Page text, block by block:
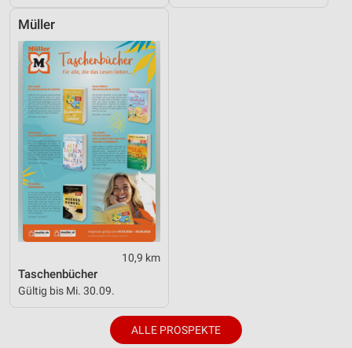
Müller
10,9 km
Taschenbücher
Gültig bis Mi. 30.09.
ALLE PROSPEKTE